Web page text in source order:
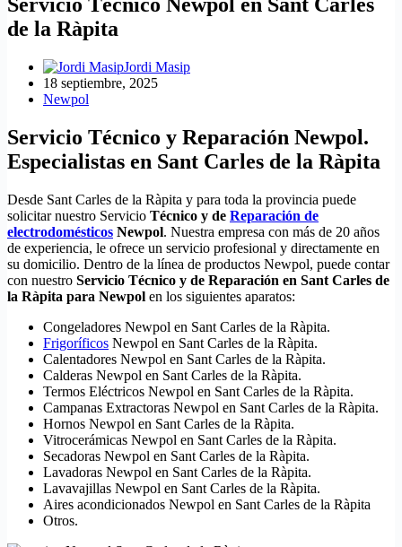
de la Ràpita
Jordi Masip
18 septiembre, 2025
Newpol
Servicio Técnico y Reparación Newpol.
Especialistas en Sant Carles de la Ràpita
Desde Sant Carles de la Ràpita y para toda la provincia puede
solicitar nuestro Servicio Técnico y de Reparación de
electrodomésticos Newpol. Nuestra empresa con más de 20 años
de experiencia, le ofrece un servicio profesional y directamente en
su domicilio. Dentro de la línea de productos Newpol, puede contar
con nuestro Servicio Técnico y de Reparación en Sant Carles de
la Ràpita para Newpol en los siguientes aparatos:
Congeladores Newpol en Sant Carles de la Ràpita.
Frigoríficos Newpol en Sant Carles de la Ràpita.
Calentadores Newpol en Sant Carles de la Ràpita.
Calderas Newpol en Sant Carles de la Ràpita.
Termos Eléctricos Newpol en Sant Carles de la Ràpita.
Campanas Extractoras Newpol en Sant Carles de la Ràpita.
Hornos Newpol en Sant Carles de la Ràpita.
Vitrocerámicas Newpol en Sant Carles de la Ràpita.
Secadoras Newpol en Sant Carles de la Ràpita.
Lavadoras Newpol en Sant Carles de la Ràpita.
Lavavajillas Newpol en Sant Carles de la Ràpita.
Aires acondicionados Newpol en Sant Carles de la Ràpita
Otros.